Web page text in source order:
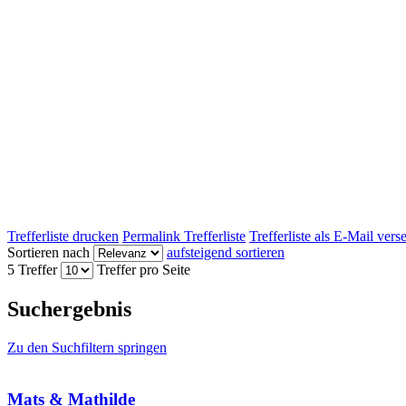
Trefferliste drucken Permalink Trefferliste Trefferliste als E-Mail
Sortieren nach
aufsteigend sortieren
5 Treffer
Treffer pro Seite
Suchergebnis
Zu den Suchfiltern springen
Mats & Mathilde